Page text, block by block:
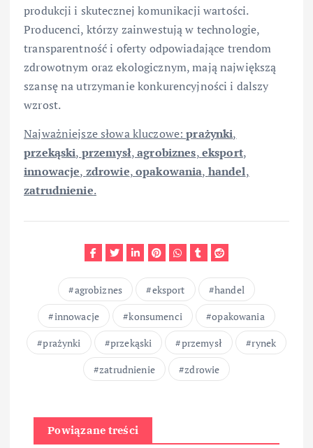
produkcji i skutecznej komunikacji wartości.
Producenci, którzy zainwestują w technologie,
transparentność i oferty odpowiadające trendom
zdrowotnym oraz ekologicznym, mają największą
szansę na utrzymanie konkurencyjności i dalszy
wzrost.
Najważniejsze słowa kluczowe:prażynki,
przekąski, przemysł,agrobiznes,eksport,
innowacje, zdrowie,opakowania, handel,
zatrudnienie.
agrobiznes eksport
handel
innowacje
konsumenci
opakowania
prażynki
przekąski przemysł
rynek
zatrudnienie
zdrowie
Powiązane treści